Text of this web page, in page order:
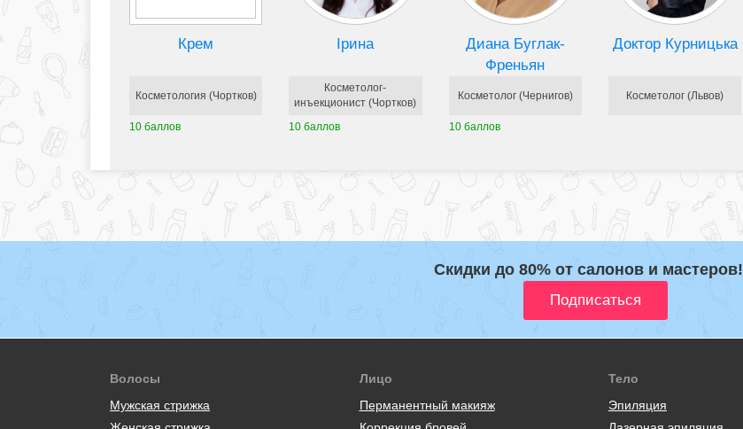
Крем
Косметология (Чортков)
10 баллов
Ірина
Косметолог-
инъекционист (Чортков)
10 баллов
Диана Буглак-
Френьян
Косметолог (Чернигов)
10 баллов
Доктор Курницька
Косметолог (Львов)
Скидки до 80% от салонов и мастеров!
Волосы
Мужская стрижка
Лицо
Перманентный макияж
Тело
Эпиляция